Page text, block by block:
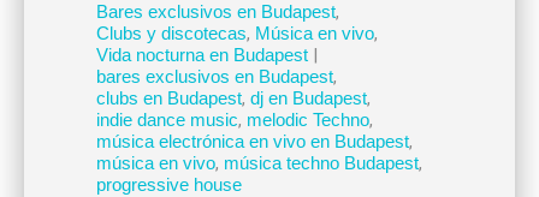
Bares exclusivos en Budapest,
Clubs y discotecas, Música en vivo,
Vida nocturna en Budapest|
bares exclusivos en Budapest,
clubs en Budapest, dj en Budapest,
indie dance music, melodic Techno,
música electrónica en vivo en Budapest,
música en vivo, música techno Budapest,
progressive house